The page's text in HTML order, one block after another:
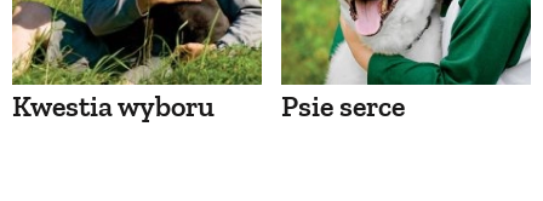
Kwestia wyboru Psie serce